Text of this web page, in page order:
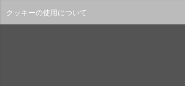
クッキーの使用について